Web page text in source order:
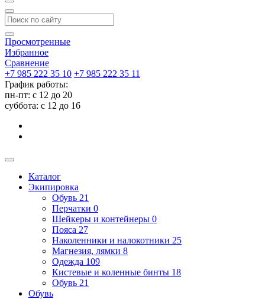
Просмотренные
Избранное
Сравнение
+7 985 222 35 10 +7 985 222 35 11
График работы:
пн-пт: с 12 до 20
суббота: c 12 до 16
Каталог
Экипировка
Обувь 21
Перчатки 0
Шейкеры и контейнеры 0
Пояса 27
Наколенники и налокотники 25
Магнезия, лямки 8
Одежда 109
Кистевые и коленные бинты 18
Обувь 21
Обувь